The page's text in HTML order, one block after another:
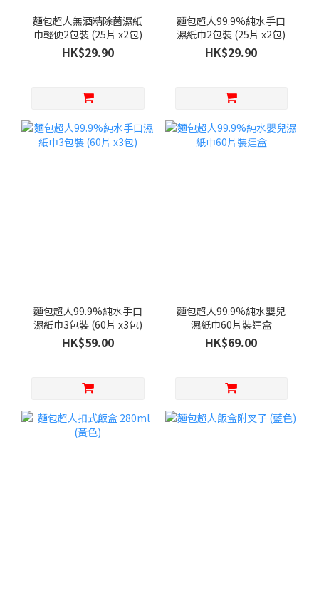
麵包超人無酒精除菌濕紙
巾輕便2包裝 (25片 x2包)
HK$29.90
麵包超人99.9%純水手口
濕紙巾2包裝 (25片 x2包)
HK$29.90
麵包超人99.9%純水手口
濕紙巾3包裝 (60片 x3包)
HK$59.00
麵包超人99.9%純水嬰兒
濕紙巾60片裝連盒
HK$69.00